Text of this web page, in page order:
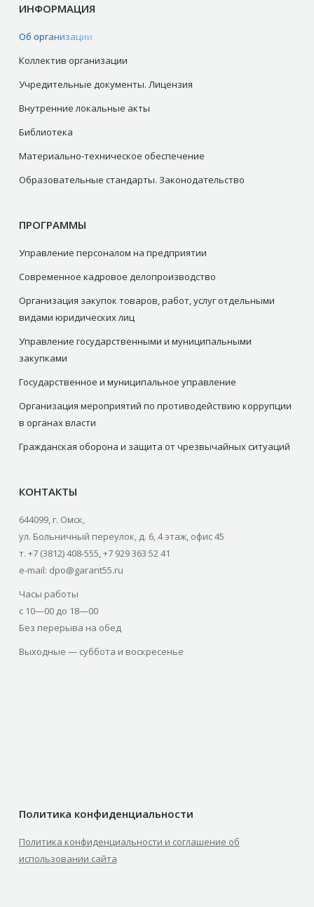
ИНФОРМАЦИЯ
Об организации
Коллектив организации
Учредительные документы. Лицензия
Внутренние локальные акты
Библиотека
Материально-техническое обеспечение
Образовательные стандарты. Законодательство
ПРОГРАММЫ
Управление персоналом на предприятии
Современное кадровое делопроизводство
Организация закупок товаров, работ, услуг отдельными
видами юридических лиц
Управление государственными и муниципальными
закупками
Государственное и муниципальное управление
Организация мероприятий по противодействию коррупции
в органах власти
Гражданская оборона и защита от чрезвычайных ситуаций
КОНТАКТЫ
644099, г. Омск,
ул. Больничный переулок, д. 6, 4 этаж, офис 45
т. +7 (3812) 408-555, +7 929 363 52 41
e-mail: dpo@garant55.ru
Часы работы
с 10—00 до 18—00
Без перерыва на обед
Выходные — суббота и воскресенье
Политика конфиденциальности
Политика конфиденциальности и соглашение об
использовании сайта